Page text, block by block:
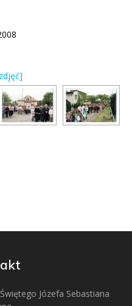
Józefa Sebastiana